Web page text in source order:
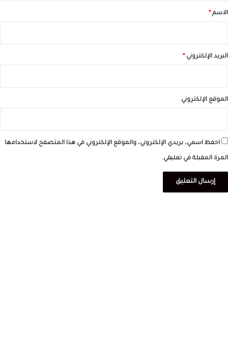
*الاسم*
البريد الإلكتروني*
الموقع الإلكتروني
احفظ اسمي، بريدي الإلكتروني، والموقع الإلكتروني في هذا المتصفح لاستخدامها
المرة المقبلة في تعليقي.